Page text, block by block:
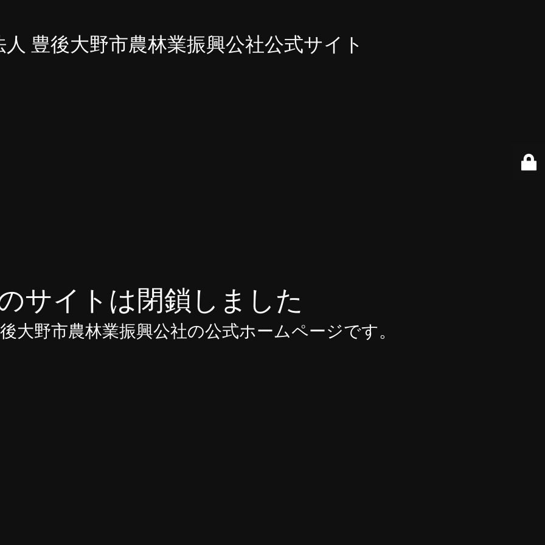
豊後大野市農林業振興公社公式サイト
サイトは閉鎖しました
大野市農林業振興公社の公式ホームページです。